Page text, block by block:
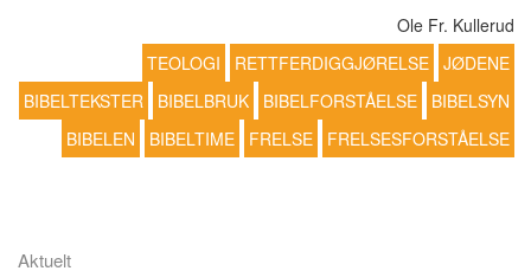
Ole Fr. Kullerud
TEOLOGI
RETTFERDIGGJØRELSE JØDENE
BIBELTEKSTER
BIBELBRUK BIBELFORSTÅELSE
BIBELSYN
BIBELEN
BIBELTIME FRELSE FRELSESFORSTÅELSE
Aktuelt